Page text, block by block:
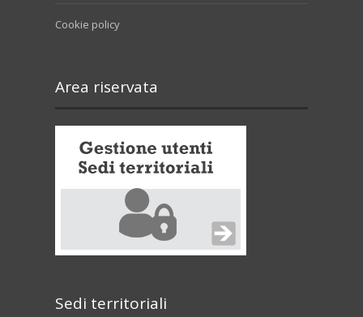
Cookie policy
Area riservata
Sedi territoriali